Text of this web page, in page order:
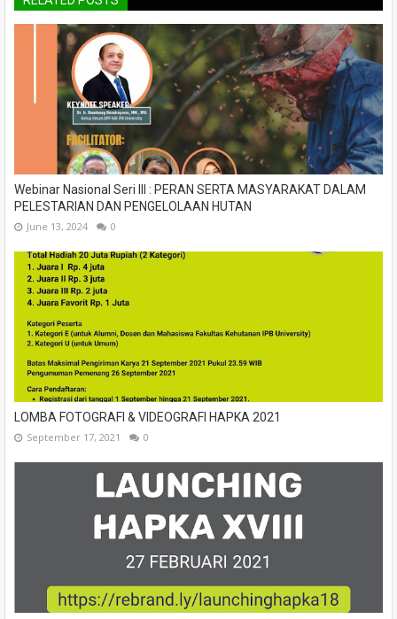
Webinar Nasional Seri III : PERAN SERTA MASYARAKAT DALAM
PELESTARIAN DAN PENGELOLAAN HUTAN
June 13, 2024 0
LOMBA FOTOGRAFI & VIDEOGRAFI HAPKA 2021
September 17, 2021 0